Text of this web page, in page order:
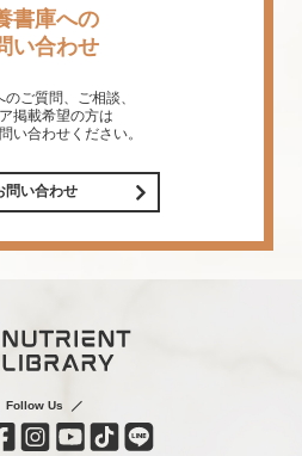
書庫への
い合わせ
ご質問、ご相談、
掲載希望の方は
い合わせください。
問い合わせ
Follow Us